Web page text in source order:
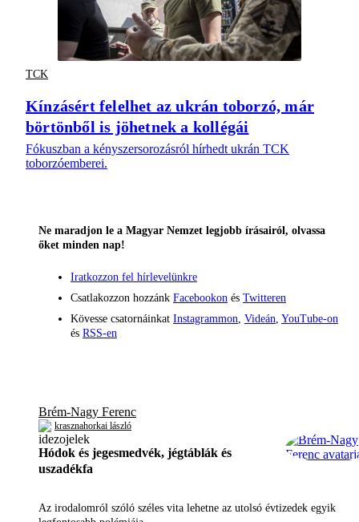
TCK
Kínzásért felelhet az ukrán toborzó, már
börtönből is jöhetnek a kollégái
Fókuszban a kényszersorozásról hírhedt ukrán TCK
toborzóemberei.
Ne maradjon le a Magyar Nemzet legjobb írásairól, olvassa
őket minden nap!
Iratkozzon fel hírlevelünkre
Csatlakozzon hozzánk Facebookon és Twitteren
Kövesse csatornáinkat Instagrammon Videán YouTube-on
és RSS-en
Brém-Nagy Ferenc
krasznahorkai lászló
Hódok és jegesmedvék, jégtáblák és
uszadékfa
Az irodalomról szóló széles vita lehetne az utolsó évtizedek egyik